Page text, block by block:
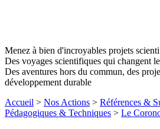
Menez à bien d'incroyables projets
Des voyages scientifiques qui changent
Des aventures hors du commun, des
développement durable
Accueil > Nos Actions > Références &
Pédagogiques & Techniques > Le